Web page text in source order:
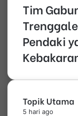
Tim
Pendaki
Topik Utama
5 hari ago